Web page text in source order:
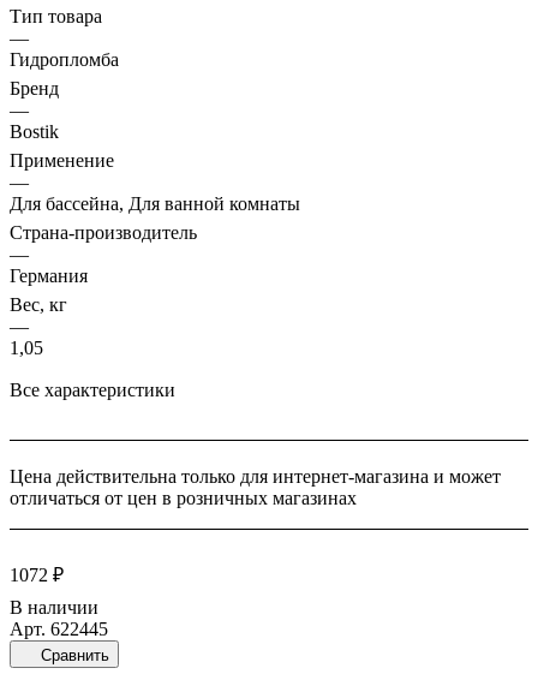
протечки и удерживать до тех пор, пока вода не остановится.,
Puder-Ex быстро смешать с водой для получения густой массы
и сразу использовать как замазку для ликвидации протечки.,
предотвращения проникновения воды сквозь строительную
конструкцию и увеличения срока эксплуатации, необходимо
выполнить дополнительное гидроизоляционное покрытие на
всю реконструируемую поверхность.
Тип товара
—
Гидропломба
Бренд
—
Bostik
Применение
—
Для бассейна, Для ванной комнаты
Страна-производитель
—
Германия
Вес, кг
—
1,05
Все характеристики
Цена действительна только для интернет-магазина и может
отличаться от цен в розничных магазинах
1072 ₽
В наличии
Арт. 622445
Сравнить